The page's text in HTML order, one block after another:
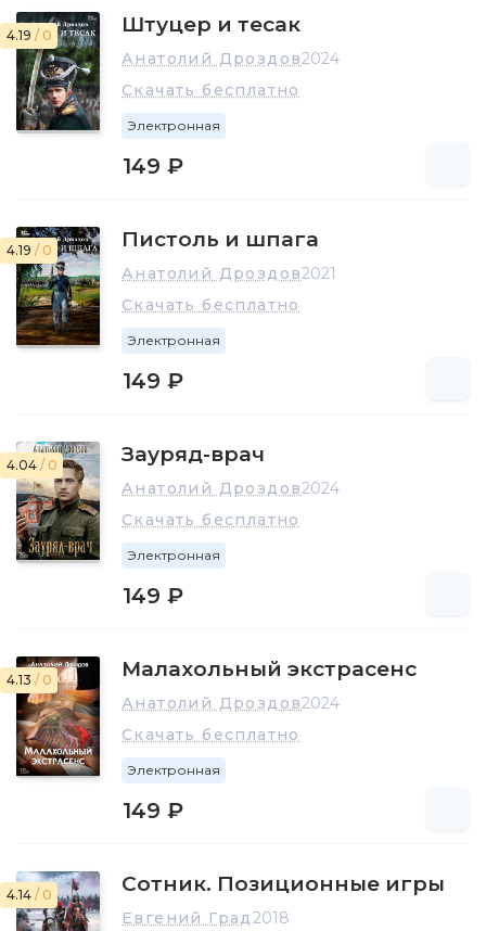
4.19 / 0 Штуцер и тесак
Анатолий Дроздов2024
Скачать бесплатно
Электронная
149 ₽
4.19 / 0 Пистоль и шпага
Анатолий Дроздов2021
Скачать бесплатно
Электронная
149 ₽
4.04 / 0 Зауряд-врач
Анатолий Дроздов2024
Скачать бесплатно
Электронная
149 ₽
4.13 / 0 Малахольный экстрасенс
Анатолий Дроздов2024
Скачать бесплатно
Электронная
149 ₽
4.14 / 0 Сотник. Позиционные игры
Евгений Град2018